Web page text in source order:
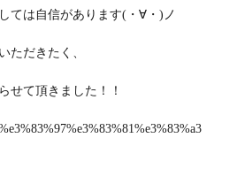
ては自信があります(・∀・)ノ
ただきたく、
せて頂きました！！